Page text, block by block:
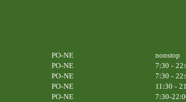
PO-NE
nonstop
PO-NE
7:30 -
PO-NE
7:30 -
PO-NE
11:30 -
PO-NE
7:30-